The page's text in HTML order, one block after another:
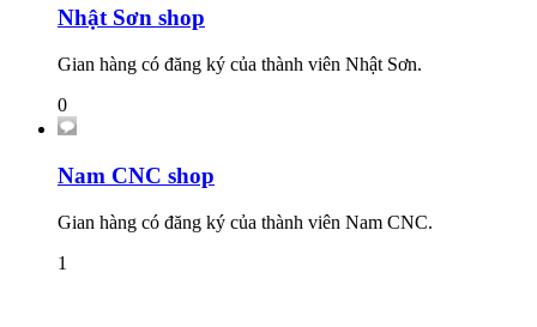
Nhật Sơn shop
Gian hàng có đăng ký của thành viên Nhật Sơn.
0
Nam CNC shop
Gian hàng có đăng ký của thành viên Nam CNC.
1